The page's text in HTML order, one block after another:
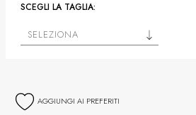
SCEGLI LA TAGLIA:
SELEZIONA
AGGIUNGI AI PREFERITI